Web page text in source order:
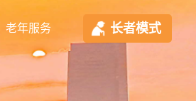
老年服务 长者模式